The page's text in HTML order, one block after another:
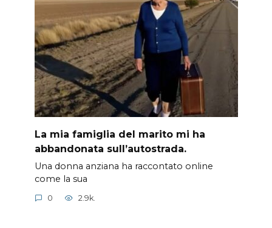
La mia famiglia del marito mi ha
abbandonata sull’autostrada.
Una donna anziana ha raccontato online
come la sua
0 2.9k.